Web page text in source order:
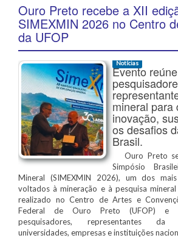
Ouro Preto recebe a XII
SIMEXMIN 2026 no Centro
da UFOP
Notícias
Evento
mineral para
inovação,
os desafios
Brasil.
Ouro Preto
Simpósio
Mineral (SIMEXMIN 2026), um dos
voltados à mineração e à pesquisa
realizado no Centro de Artes e
Federal de Ouro Preto (UFOP) e
pesquisadores, representantes da
universidades, empresas e instituições